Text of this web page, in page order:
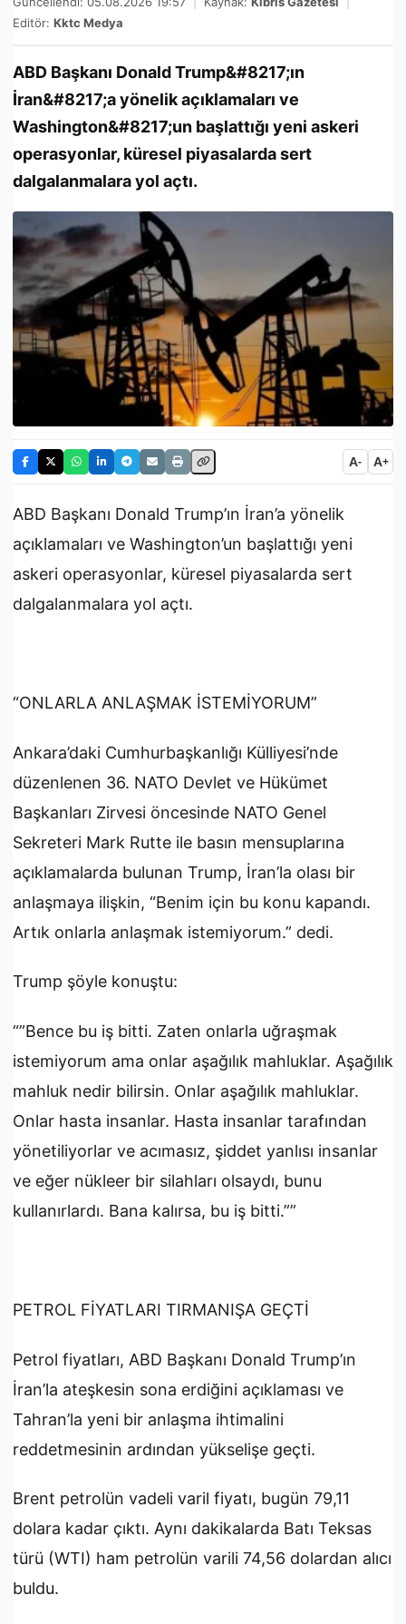
Editör: Kktc Medya
ABD Başkanı Donald Trump&#8217;ın
İran&#8217;a yönelik açıklamaları ve
Washington&#8217;un başlattığı yeni askeri
operasyonlar, küresel piyasalarda sert
dalgalanmalara yol açtı.
A- A+
ABD Başkanı Donald Trump’ın İran’a yönelik
açıklamaları ve Washington’un başlattığı yeni
askeri operasyonlar, küresel piyasalarda sert
dalgalanmalara yol açtı.
“ONLARLA ANLAŞMAK İSTEMİYORUM”
Ankara’daki Cumhurbaşkanlığı Külliyesi’nde
düzenlenen 36.⁠ NATO Devlet ve Hükümet
Başkanları Zirvesi öncesinde NATO Genel
Sekreteri Mark Rutte ile basın mensuplarına
açıklamalarda bulunan Trump, İran’la olası bir
anlaşmaya ilişkin, “Benim için bu konu kapandı.
Artık onlarla anlaşmak istemiyorum.” dedi.
Trump şöyle konuştu:
“”Bence bu iş bitti. Zaten onlarla uğraşmak
istemiyorum ama onlar aşağılık mahluklar. Aşağılık
mahluk nedir bilirsin. Onlar aşağılık mahluklar.
Onlar hasta insanlar. Hasta insanlar tarafından
yönetiliyorlar ve acımasız, şiddet yanlısı insanlar
ve eğer nükleer bir silahları olsaydı, bunu
kullanırlardı. Bana kalırsa, bu iş bitti.””
PETROL FİYATLARI TIRMANIŞA GEÇTİ
Petrol fiyatları, ABD Başkanı Donald Trump’ın
İran’la ateşkesin sona erdiğini açıklaması ve
Tahran’la yeni bir anlaşma ihtimalini
reddetmesinin ardından yükselişe geçti.
Brent petrolün vadeli varil fiyatı, bugün 79,11
dolara kadar çıktı. Aynı dakikalarda Batı Teksas
türü (WTI) ham petrolün varili 74,56 dolardan alıcı
buldu.